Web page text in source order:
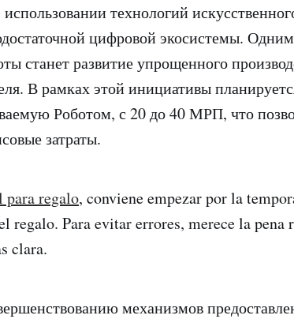
технологий
цифровой экосистемы.
станет развитие упрощенного
В рамках этой инициативы
Роботом, с 20 до 40 МРП, что
затраты.
para regalo, conviene empezar por la
regalo. Para evitar errores, merece la pena
clara.
механизмов